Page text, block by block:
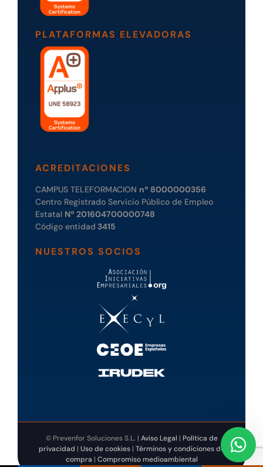
PLATAFORMAS ELEVADORAS
ACREDITACIONES
CAMPUS TELEFORMACION nº 8000000356
Centro Registrado Servicio Público de Empleo
Estatal Nº 201604700000748
Código entidad 3415
NUESTROS SOCIOS
© Prevenfor Soluciones S.L. | Aviso Legal | Política de
privacidad | Uso de cookies| Términos y condiciones de
compra | Compromiso medioambiental